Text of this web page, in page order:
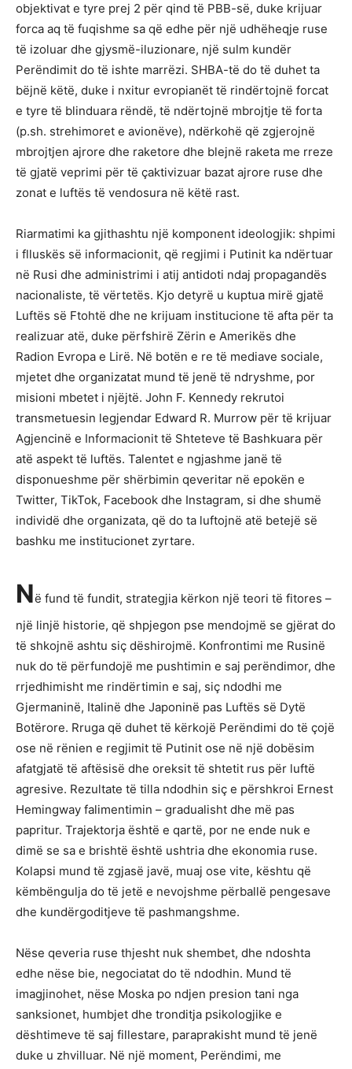
objektivat e tyre prej 2 për qind të PBB-së, duke krijuar
forca aq të fuqishme sa që edhe për një udhëheqje ruse
të izoluar dhe gjysmë-iluzionare, një sulm kundër
Perëndimit do të ishte marrëzi. SHBA-të do të duhet ta
bëjnë këtë, duke i nxitur evropianët të rindërtojnë forcat
e tyre të blinduara rëndë, të ndërtojnë mbrojtje të forta
(p.sh. strehimoret e avionëve), ndërkohë që zgjerojnë
mbrojtjen ajrore dhe raketore dhe blejnë raketa me rreze
të gjatë veprimi për të çaktivizuar bazat ajrore ruse dhe
zonat e luftës të vendosura në këtë rast.
Riarmatimi ka gjithashtu një komponent ideologjik: shpimi
i flluskës së informacionit, që regjimi i Putinit ka ndërtuar
në Rusi dhe administrimi i atij antidoti ndaj propagandës
nacionaliste, të vërtetës. Kjo detyrë u kuptua mirë gjatë
Luftës së Ftohtë dhe ne krijuam institucione të afta për ta
realizuar atë, duke përfshirë Zërin e Amerikës dhe
Radion Evropa e Lirë. Në botën e re të mediave sociale,
mjetet dhe organizatat mund të jenë të ndryshme, por
misioni mbetet i njëjtë. John F. Kennedy rekrutoi
transmetuesin legjendar Edward R. Murrow për të krijuar
Agjencinë e Informacionit të Shteteve të Bashkuara për
atë aspekt të luftës. Talentet e ngjashme janë të
disponueshme për shërbimin qeveritar në epokën e
Twitter, TikTok, Facebook dhe Instagram, si dhe shumë
individë dhe organizata, që do ta luftojnë atë betejë së
bashku me institucionet zyrtare.
Në fund të fundit, strategjia kërkon një teori të fitores –
një linjë historie, që shpjegon pse mendojmë se gjërat do
të shkojnë ashtu siç dëshirojmë. Konfrontimi me Rusinë
nuk do të përfundojë me pushtimin e saj perëndimor, dhe
rrjedhimisht me rindërtimin e saj, siç ndodhi me
Gjermaninë, Italinë dhe Japoninë pas Luftës së Dytë
Botërore. Rruga që duhet të kërkojë Perëndimi do të çojë
ose në rënien e regjimit të Putinit ose në një dobësim
afatgjatë të aftësisë dhe oreksit të shtetit rus për luftë
agresive. Rezultate të tilla ndodhin siç e përshkroi Ernest
Hemingway falimentimin – gradualisht dhe më pas
papritur. Trajektorja është e qartë, por ne ende nuk e
dimë se sa e brishtë është ushtria dhe ekonomia ruse.
Kolapsi mund të zgjasë javë, muaj ose vite, kështu që
këmbëngulja do të jetë e nevojshme përballë pengesave
dhe kundërgoditjeve të pashmangshme.
Nëse qeveria ruse thjesht nuk shembet, dhe ndoshta
edhe nëse bie, negociatat do të ndodhin. Mund të
imagjinohet, nëse Moska po ndjen presion tani nga
sanksionet, humbjet dhe tronditja psikologjike e
dështimeve të saj fillestare, paraprakisht mund të jenë
duke u zhvilluar. Në një moment, Perëndimi, me